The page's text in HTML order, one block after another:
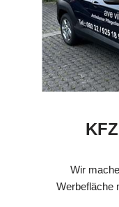
Wir
Werbefläche